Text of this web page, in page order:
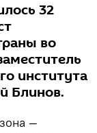
32
во
института
Блинов.
—